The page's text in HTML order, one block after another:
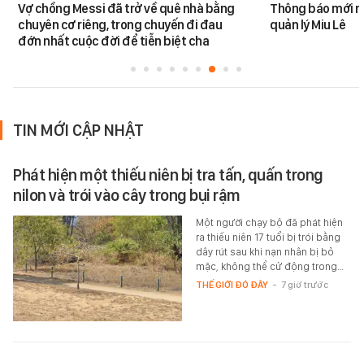
Vợ chồng Messi đã trở về quê nhà bằng
chuyên cơ riêng, trong chuyến đi đau
đớn nhất cuộc đời để tiễn biệt cha
Thông báo mới
quản lý Miu Lê
TIN MỚI CẬP NHẬT
Phát hiện một thiếu niên bị tra tấn, quấn trong
nilon và trói vào cây trong bụi rậm
Một người chạy bộ đã phát hiện
ra thiếu niên 17 tuổi bị trói bằng
dây rút sau khi nạn nhân bị bỏ
mặc, không thể cử động trong…
THẾ GIỚI ĐÓ ĐÂY - 7 giờ trước